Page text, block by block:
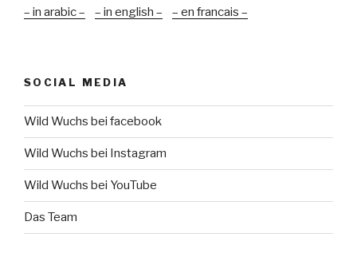
– in arabic – – in english – – en francais –
SOCIAL MEDIA
Wild Wuchs bei facebook
Wild Wuchs bei Instagram
Wild Wuchs bei YouTube
Das Team